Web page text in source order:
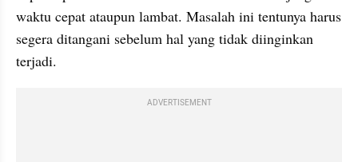
waktu cepat ataupun lambat. Masalah ini tentunya harus
segera ditangani sebelum hal yang tidak diinginkan
terjadi.
ADVERTISEMENT